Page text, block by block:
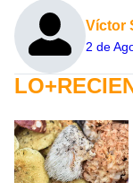
Víctor
2 de